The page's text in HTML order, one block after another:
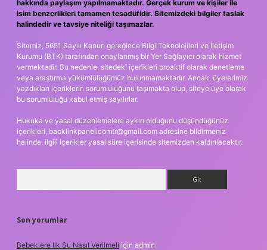
hakkında paylaşım yapılmamaktadır. Gerçek kurum ve kişiler ile
isim benzerlikleri tamamen tesadüfidir. Sitemizdeki bilgiler taslak
halindedir ve tavsiye niteliği taşımazlar.
Sitemiz, 5651 Sayılı Kanun gereğince Bilgi Teknolojileri ve İletişim
Kurumu (BTK) tarafından onaylanmış bir Yer Sağlayıcı olarak hizmet
vermektedir. Bu nedenle, sitedeki içerikleri proaktif olarak denetleme
veya araştırma yükümlülüğümüz bulunmamaktadır. Ancak, üyelerimiz
yazdıkları içeriklerin sorumluluğunu taşımakta olup, siteye üye olarak
bu sorumluluğu kabul etmiş sayılırlar.
Hukuka ve yasal düzenlemelere aykırı olduğunu düşündüğünüz
içerikleri, backlinkpanelicomtr@gmail.com adresine bildirmeniz
halinde, ilgili içerikler yasal süre içerisinde sitemizden kaldırılacaktır.
Son yorumlar
Bebeklere Ilk Su Nasıl Verilmeli için admin